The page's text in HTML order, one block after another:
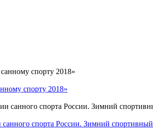
спорту 2018»
спорта России. Зимний спортивный